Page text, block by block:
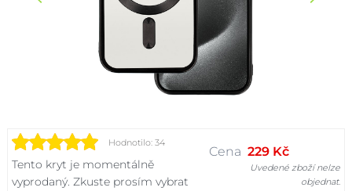
Hodnotilo: 34
Tento kryt je momentálně
vyprodaný. Zkuste prosím vybrat
Cena 229 Kč
Uvedené zboží nelze
objednat.